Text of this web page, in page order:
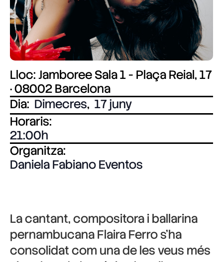
Lloc: Jamboree Sala 1 - Plaça Reial, 17
· 08002 Barcelona
Dia: Dimecres, 17 juny
Horaris:
21:00
Organitza:
Daniela Fabiano Eventos
La cantant, compositora i ballarina
pernambucanaFlaira Ferros’ha
consolidat com una de les veus més